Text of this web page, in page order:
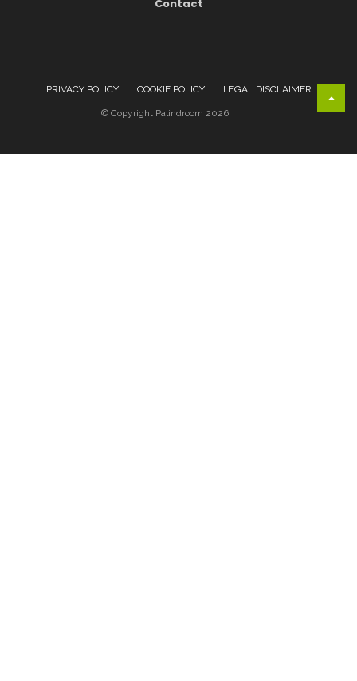
Contact
PRIVACY POLICY COOKIE POLICY LEGAL DISCLAIMER
© Copyright Palindroom 2026